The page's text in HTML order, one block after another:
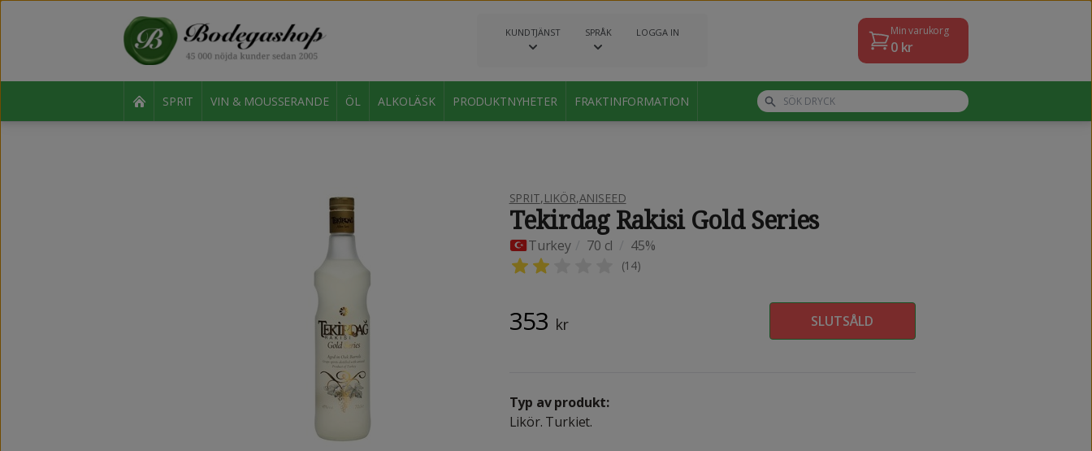
KUNDTJÄNST SPRÅK LOGGA IN Min varukorg
0kr
SPRIT VIN & MOUSSERANDE ÖL ALKOLÄSK PRODUKTNYHETER FRAKTINFORMATION
SPRIT,LIKÖR,ANISEED
Tekirdag Rakisi Gold Series
Turkey 70 cl 45%
(14)
353 kr SLUTSÅLD
Typ av produkt:
Likör. Turkiet.